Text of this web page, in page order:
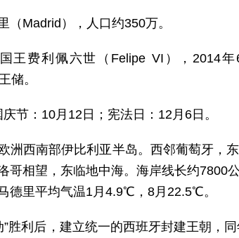
（Madrid），人口约350万。
王费利佩六世（Felipe VI），2014
储。
庆节：10月12日；宪法日：12月6日。
洲西南部伊比利亚半岛。西邻葡萄牙，
哥相望，东临地中海。海岸线长约7800
德里平均气温1月4.9℃，8月22.5℃。
”胜利后，建立统一的西班牙封建王朝，